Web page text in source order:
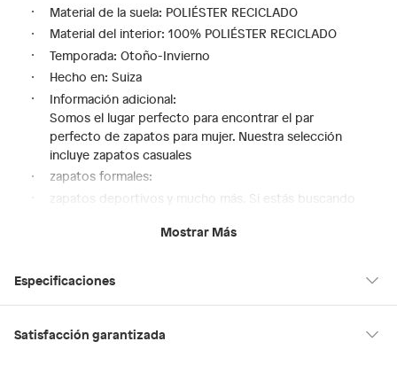
Material de la suela: POLIÉSTER RECICLADO
Material del interior: 100% POLIÉSTER RECICLADO
Temporada: Otoño-Invierno
Hecho en: Suiza
Información adicional:
Somos el lugar perfecto para encontrar el par
perfecto de zapatos para mujer. Nuestra selección
incluye zapatos casuales
zapatos formales:
zapatos deportivos y mucho más. Si estás buscando
de zapatos para una noche especial:
cualquier ocasión.
colores y tamaños para que encuentres el par ideal
Mostrar Más
Especificaciones
Hecho en
Satisfacción garantizada